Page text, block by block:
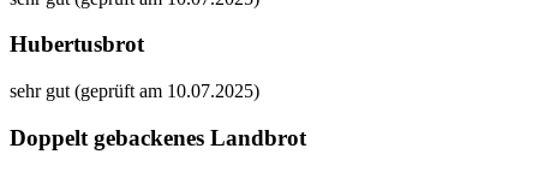
Hubertusbrot
sehr gut (geprüft am 10.07.2025)
Doppelt gebackenes Landbrot